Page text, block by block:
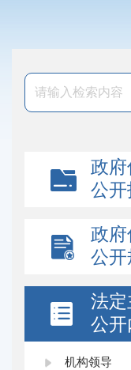
政府
公开
政府
公开
法定
公开
机构领导